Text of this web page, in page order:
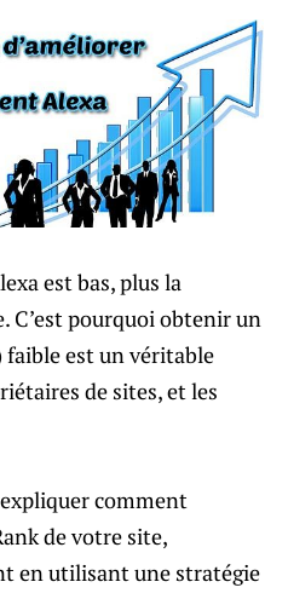
est bas, plus la
C’est pourquoi obtenir un
faible est un véritable
de sites, et les
comment
de votre site,
en utilisant une stratégie